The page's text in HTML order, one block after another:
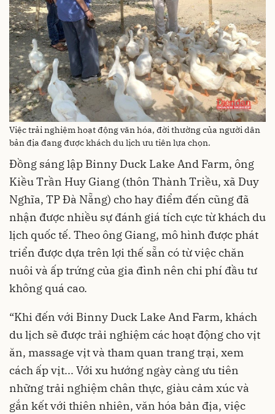
Việc trải nghiệm hoạt động văn hóa, đời thường của người dân
bản địa đang được khách du lịch ưu tiên lựa chọn.
Đồng sáng lập Binny Duck Lake And Farm, ông
Kiều Trần Huy Giang (thôn Thành Triều, xã Duy
Nghĩa, TP Đà Nẵng) cho hay điểm đến cũng đã
nhận được nhiều sự đánh giá tích cực từ khách du
lịch quốc tế. Theo ông Giang, mô hình được phát
triển được dựa trên lợi thế sẵn có từ việc chăn
nuôi và ấp trứng của gia đình nên chi phí đầu tư
không quá cao.
“Khi đến với Binny Duck Lake And Farm, khách
du lịch sẽ được trải nghiệm các hoạt động cho vịt
ăn, massage vịt và tham quan trang trại, xem
cách ấp vịt... Với xu hướng ngày càng ưu tiên
những trải nghiệm chân thực, giàu cảm xúc và
gắn kết với thiên nhiên, văn hóa bản địa, việc